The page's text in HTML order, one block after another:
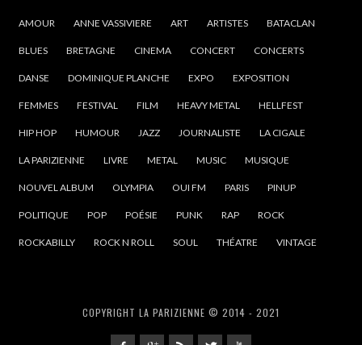
AMOUR ANNE VASSIVIERE ART ARTISTES BATACLAN
BLUES BRETAGNE CINEMA CONCERT CONCERTS
DANSE DOMINIQUE PLANCHE EXPO EXPOSITION
FEMMES FESTIVAL FILM HEAVY METAL HELLFEST
HIP HOP HUMOUR JAZZ JOURNALISTE LA CIGALE
LA PARIZIENNE LIVRE METAL MUSIC MUSIQUE
NOUVEL ALBUM OLYMPIA OUI FM PARIS PINUP
POLITIQUE POP POÉSIE PUNK RAP ROCK
ROCKABILLY ROCK N ROLL SOUL THÉATRE VINTAGE
COPYRIGHT LA PARIZIENNE © 2014 - 2021